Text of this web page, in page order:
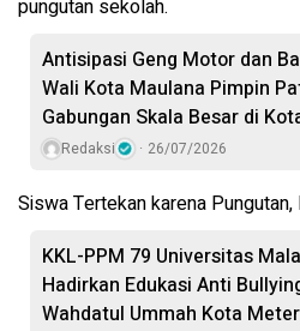
pungutan sekolah.
Antisipasi Geng Motor dan
Wali Kota Maulana Pimpin
Gabungan Skala Besar di
Redaksi 26/07/2026
Siswa Tertekan karena
KKL-PPM 79 Universitas
Hadirkan Edukasi Anti
Wahdatul Ummah Kota